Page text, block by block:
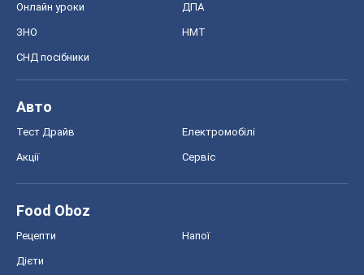
Онлайн уроки ДПА
ЗНО НМТ
СНД посібники
Авто
Тест Драйв Електромобілі
Акції Сервіс
Food Oboz
Рецепти Напої
Дієти